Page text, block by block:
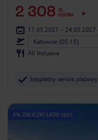
2 308 ZŁ
OSOBA
17.05.2027 - 24.05.2027
Katowice (05:15)
All Inclusive
bezpłatny serwis plażowy
5% ZALICZKI LATO 2027